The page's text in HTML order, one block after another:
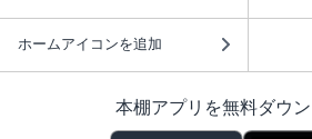
ホームアイコンを追加
本棚アプリを無料ダウン